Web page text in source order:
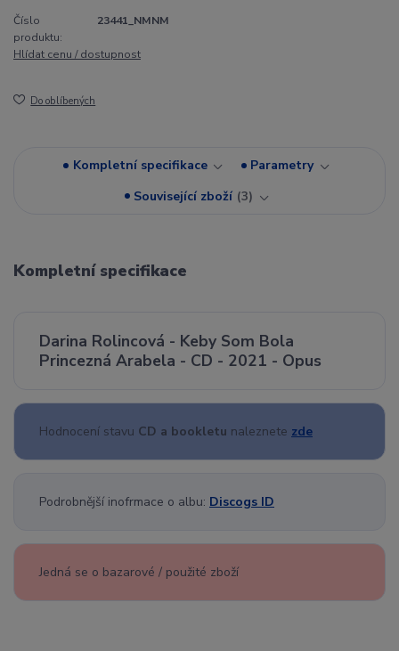
Číslo
produktu:
23441_NMNM
Hlídat cenu / dostupnost
Do oblíbených
Kompletní specifikace
Parametry
Související zboží 3
Kompletní specifikace
Darina Rolincová - Keby Som Bola
Princezná Arabela - CD - 2021 - Opus
Hodnocení stavu CD a bookletu naleznete zde
Podrobnější inofrmace o albu: Discogs ID
Jedná se o bazarové / použité zboží